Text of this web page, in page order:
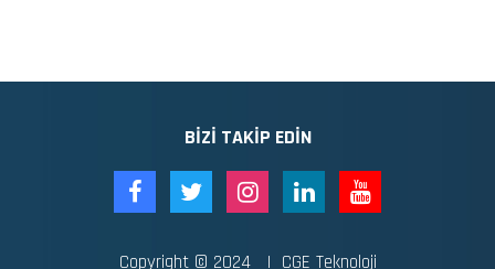
BIZI TAKIP EDIN
Copyright © 2024 | CGE Teknoloji